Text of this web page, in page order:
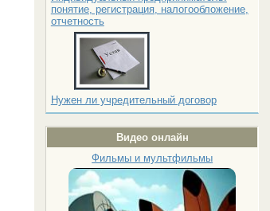
понятие, регистрация, налогообложение,
отчетность
Нужен ли учредительный договор
Видео онлайн
Фильмы и мультфильмы